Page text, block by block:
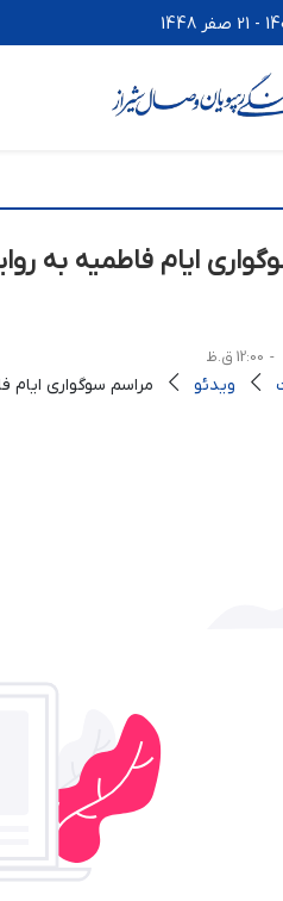
ایام فاطمیه به
- 12:00 ق.ظ
ویدئو مراسم سوگواری ایام